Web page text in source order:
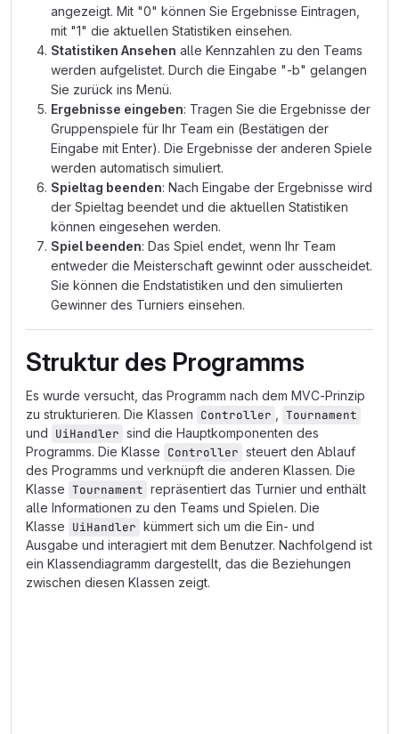
angezeigt. Mit "0" können Sie Ergebnisse Eintragen,
mit "1" die aktuellen Statistiken einsehen.
Statistiken Ansehen alle Kennzahlen zu den Teams
werden aufgelistet. Durch die Eingabe "-b" gelangen
Sie zurück ins Menü.
Ergebnisse eingeben: Tragen Sie die Ergebnisse der
Gruppenspiele für Ihr Team ein (Bestätigen der
Eingabe mit Enter). Die Ergebnisse der anderen Spiele
werden automatisch simuliert.
Spieltag beenden: Nach Eingabe der Ergebnisse wird
der Spieltag beendet und die aktuellen Statistiken
können eingesehen werden.
Spiel beenden: Das Spiel endet, wenn Ihr Team
entweder die Meisterschaft gewinnt oder ausscheidet.
Sie können die Endstatistiken und den simulierten
Gewinner des Turniers einsehen.
Struktur des Programms
Es wurde versucht, das Programm nach dem MVC-Prinzip
zu strukturieren. Die Klassen Controller
Tournament
und UiHandler sind die Hauptkomponenten des
Programms. Die Klasse Controller steuert den Ablauf
des Programms und verknüpft die anderen Klassen. Die
Klasse Tournament repräsentiert das Turnier und enthält
alle Informationen zu den Teams und Spielen. Die
Klasse UiHandler kümmert sich um die Ein- und
Ausgabe und interagiert mit dem Benutzer. Nachfolgend ist
ein Klassendiagramm dargestellt, das die Beziehungen
zwischen diesen Klassen zeigt.